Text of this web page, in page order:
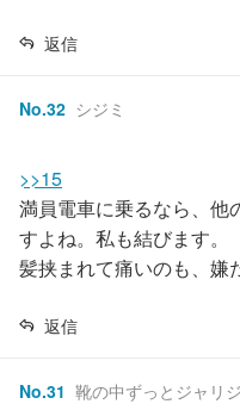
返信
No.32 シジミ
>>15
満員電車に乗るなら、他
すよね。私も結びます。
髪挟まれて痛いのも、嫌
返信
No.31 靴の中ずっとジャリ